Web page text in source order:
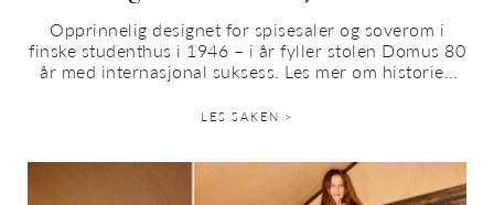
Opprinnelig designet for spisesaler og soverom i
finske studenthus i 1946 – i år fyller stolen Domus 80
år med internasjonal suksess. Les mer om historien
LES SAKEN >